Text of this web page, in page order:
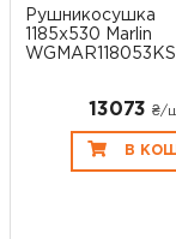
Рушникосушка
1185x530 Marlin
13073 ₴/
В